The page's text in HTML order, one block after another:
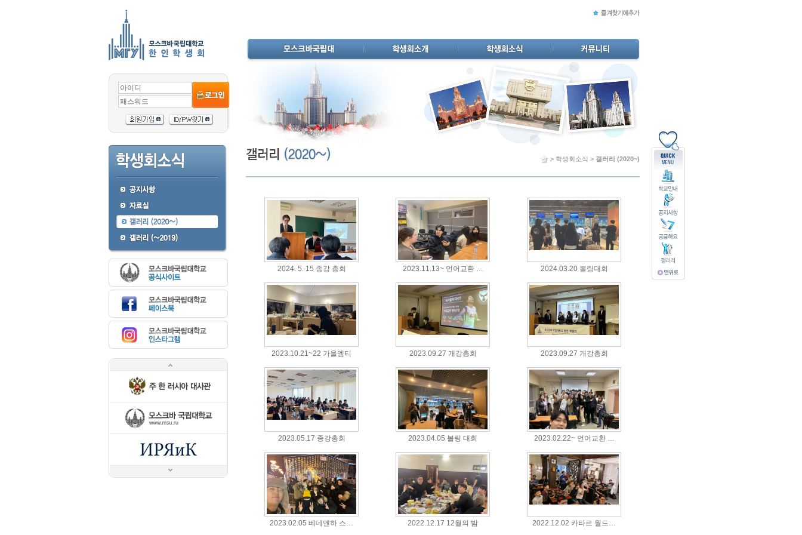
> 학생회소식 > 갤러리 (2020~)
2024. 5. 15 종강 총회 2023.11.13~ 언어교환 … 2024.03.20 볼링대회
2023.10.21~22 가을엠티 2023.09.27 개강총회 2023.09.27 개강총회
2023.05.17 종강총회 2023.04.05 볼링 대회 2023.02.22~ 언어교환 …
2023.02.05 베데엔하 스… 2022.12.17 12월의 밤 2022.12.02 카타르 월드…